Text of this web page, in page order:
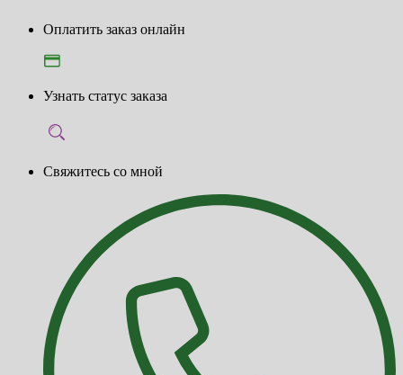
Оплатить заказ онлайн
Узнать статус заказа
Свяжитесь со мной